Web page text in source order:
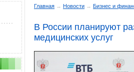
Главная → Новости → Бизнес и
В России планируют
медицинских услуг